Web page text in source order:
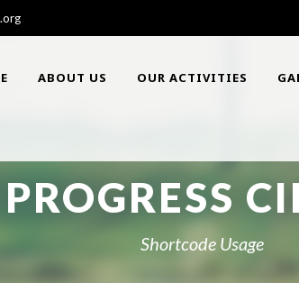
ABOUT US OUR ACTIVITIES
PROGRESS
Shortcode Usage